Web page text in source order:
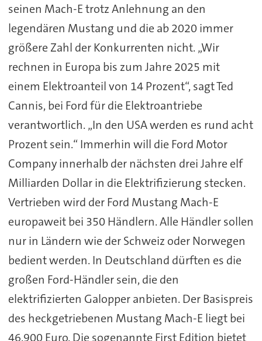
seinen Mach-E trotz Anlehnung an den
legendären Mustang und die ab 2020 immer
größere Zahl der Konkurrenten nicht. „Wir
rechnen in Europa bis zum Jahre 2025 mit
einem Elektroanteil von 14 Prozent“, sagt Ted
Cannis, bei Ford für die Elektroantriebe
verantwortlich. „In den USA werden es rund acht
Prozent sein.“ Immerhin will die Ford Motor
Company innerhalb der nächsten drei Jahre elf
Milliarden Dollar in die Elektrifizierung stecken.
Vertrieben wird der Ford Mustang Mach-E
europaweit bei 350 Händlern. Alle Händler sollen
nur in Ländern wie der Schweiz oder Norwegen
bedient werden. In Deutschland dürften es die
großen Ford-Händler sein, die den
elektrifizierten Galopper anbieten. Der Basispreis
des heckgetriebenen Mustang Mach-E liegt bei
46.900 Euro. Die sogenannte First Edition bietet